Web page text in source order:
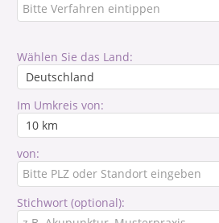
Wählen Sie das Land:
Im Umkreis von:
von:
Stichwort (optional):